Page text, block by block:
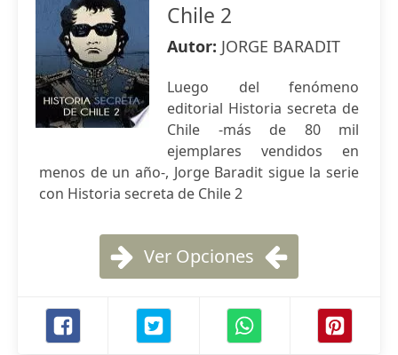
Chile 2
Autor: JORGE BARADIT
Luego del fenómeno
editorial Historia secreta de
Chile -más de 80 mil
ejemplares vendidos en
menos de un año-, Jorge Baradit sigue la serie
con Historia secreta de Chile 2
Ver Opciones